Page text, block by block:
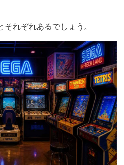
れぞれあるでしょう。